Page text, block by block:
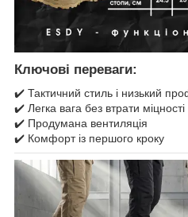
Ключові переваги:
✔️ Тактичний стиль і низький
✔️ Легка вага без втрати міцності
✔️ Продумана вентиляція
✔️ Комфорт із першого кроку